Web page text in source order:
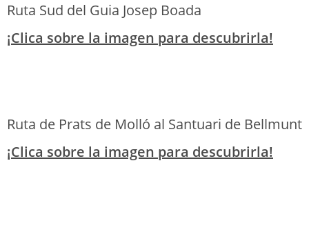
Ruta Sud del Guia Josep Boada
¡Clica sobre la imagen para descubrirla!
Ruta de Prats de Molló al Santuari de Bellmunt
¡Clica sobre la imagen para descubrirla!